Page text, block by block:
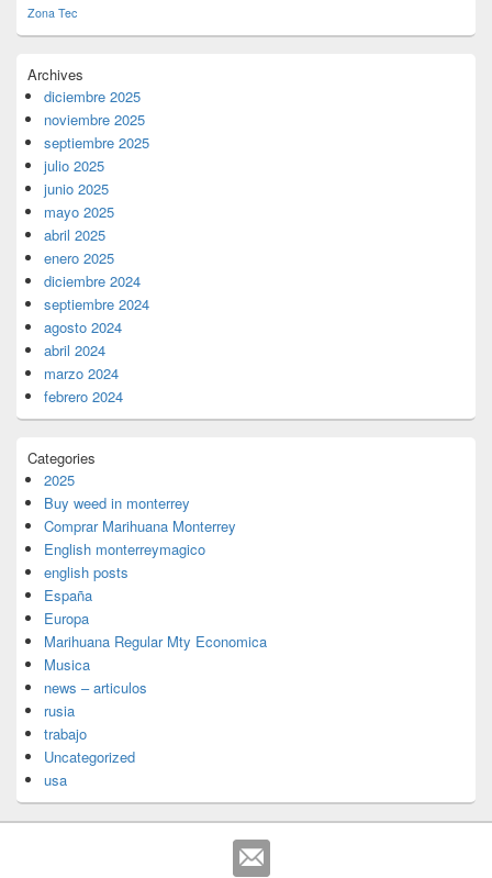
Zona Tec
Archives
diciembre 2025
noviembre 2025
septiembre 2025
julio 2025
junio 2025
mayo 2025
abril 2025
enero 2025
diciembre 2024
septiembre 2024
agosto 2024
abril 2024
marzo 2024
febrero 2024
Categories
2025
Buy weed in monterrey
Comprar Marihuana Monterrey
English monterreymagico
english posts
España
Europa
Marihuana Regular Mty Economica
Musica
news – articulos
rusia
trabajo
Uncategorized
usa